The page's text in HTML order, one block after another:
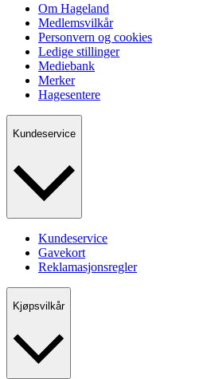
Om Hageland
Medlemsvilkår
Personvern og cookies
Ledige stillinger
Mediebank
Merker
Hagesentere
Kundeservice
Kundeservice
Gavekort
Reklamasjonsregler
Kjøpsvilkår